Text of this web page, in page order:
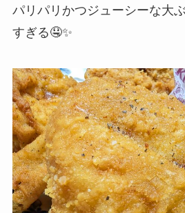
パリパリかつジューシーな大
すぎる🤤✨